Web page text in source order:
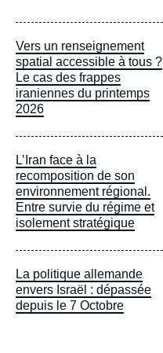
Vers un renseignement
spatial accessible à tous ?
Le cas des frappes
iraniennes du printemps
2026
L’Iran face à la
recomposition de son
environnement régional.
Entre survie du régime et
isolement stratégique
La politique allemande
envers Israël : dépassée
depuis le 7 Octobre